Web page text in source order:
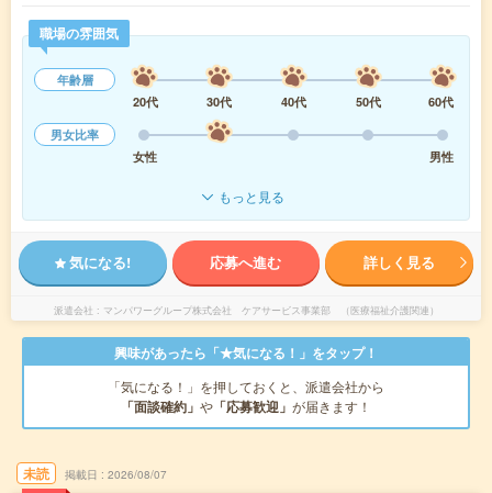
職場の雰囲気
年齢層
20代
30代 40代 50代
60代
男女比率
女性
男性
もっと見る
気になる! 応募へ進む 詳しく見る
派遣会社 マンパワーグループ株式会社 ケアサービス事業部 （医療福祉介護関連）
興味があったら「★気になる！」をタップ！
「気になる！」を押しておくと、派遣会社から
「面談確約」 や 「応募歓迎」 が届きます！
未読 掲載日 2026/08/07